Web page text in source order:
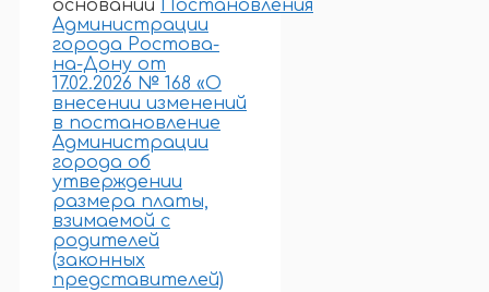
основании Постановления
Администрации
города Ростова-
на-Дону от
17.02.2026 № 168 «О
внесении изменений
в постановление
Администрации
города об
утверждении
размера платы,
взимаемой с
родителей
(законных
представителей)